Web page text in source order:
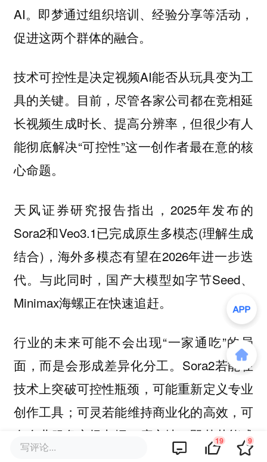
AI。即梦通过组织培训、经验分享等活动，
促进这两个群体的融合。
技术可控性是决定视频AI能否从玩具变为工
具的关键。目前，尽管各家公司都在竞相延
长视频生成时长、提高分辨率，但很少有人
能彻底解决“可控性”这一创作者最在意的核
心命题。
天风证券研究报告指出，2025年发布的
Sora2和Veo3.1已完成原生多模态(理解生成
结合)，海外多模态有望在2026年进一步迭
代。与此同时，国产大模型如字节Seed、
Minimax海螺正在快速追赶。
行业的未来可能不会出现“一家通吃”的局
面，而是会形成差异化分工。Sora2若能在
技术上突破可控性瓶颈，可能重新定义专业
创作工具；可灵若能维持商业化的高效，可
在企业服务市场占据一席之地；即梦若能成
功培育出健康的创作者生态，可能成为AI原
写评论... 19 9